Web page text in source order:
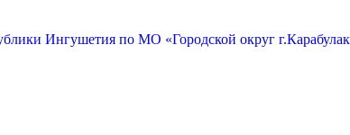
Ингушетия по МО «Городской округ